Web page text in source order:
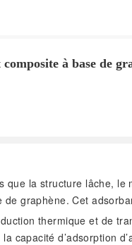
à base de
la structure lâche,
graphène. Cet
thermique et de
capacité d’adsorption